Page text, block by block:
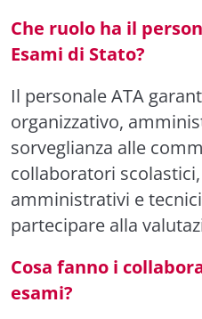
Che ruolo ha il
Esami di Stato?
Il personale ATA
organizzativo,
sorveglianza alle
collaboratori
amministrativi e tecnici
partecipare alla
Cosa fanno i
esami?